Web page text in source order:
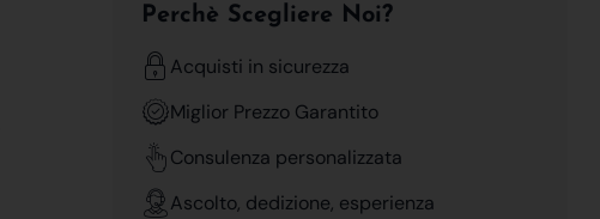
Perchè Scegliere Noi?
Acquisti in sicurezza
Miglior Prezzo Garantito
Consulenza personalizzata
Ascolto, dedizione, esperienza